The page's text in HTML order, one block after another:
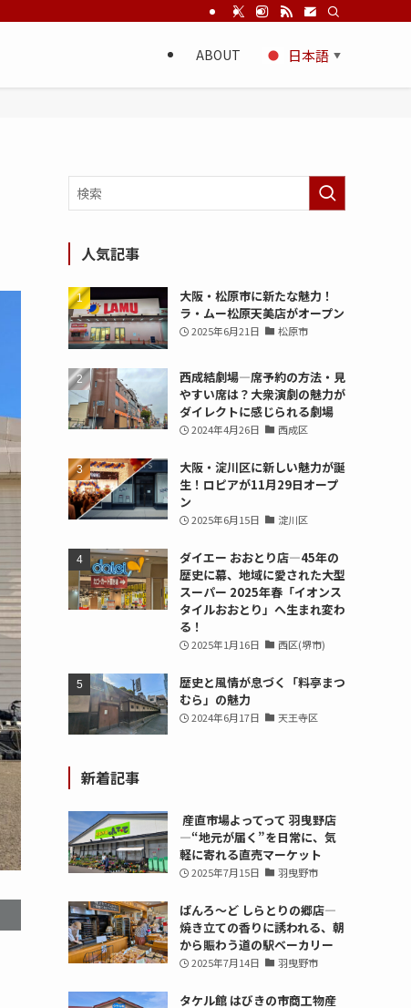
ABOUT 日本語 ▼
人気記事
大阪・松原市に新たな魅力！
ラ・ムー松原天美店がオープン
2025年6月21日 松原市
西成結劇場—席予約の方法・見
やすい席は？大衆演劇の魅力が
ダイレクトに感じられる劇場
2024年4月26日 西成区
大阪・淀川区に新しい魅力が誕
生！ロピアが11月29日オープ
ン
2025年6月15日 淀川区
ダイエー おおとり店—45年の
歴史に幕、地域に愛された大型
スーパー 2025年春「イオンス
タイルおおとり」へ生まれ変わ
る！
2025年1月16日 西区(堺市)
歴史と風情が息づく「料亭まつ
むら」の魅力
2024年6月17日 天王寺区
新着記事
産直市場よってって 羽曳野店
—“地元が届く”を日常に、気
軽に寄れる直売マーケット
2025年7月15日 羽曳野市
ぱんろ〜ど しらとりの郷店—
焼き立ての香りに誘われる、朝
から賑わう道の駅ベーカリー
2025年7月14日 羽曳野市
タケル館 はびきの市商工物産